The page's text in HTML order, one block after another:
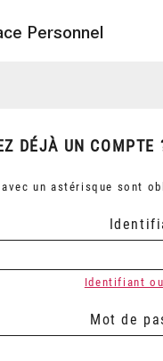
Personnel
DÉJÀ UN COMPTE
avec un astérisque sont
Identifiant
Mot de